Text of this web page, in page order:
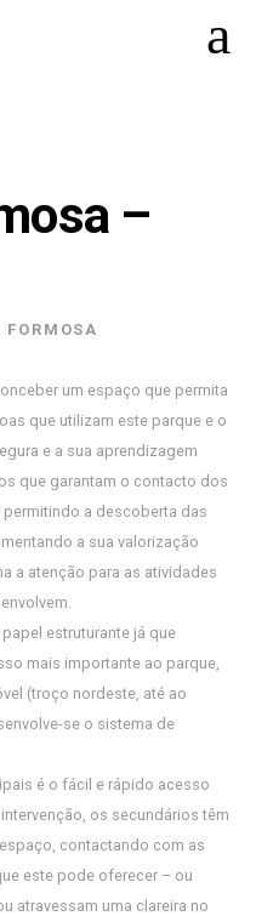
–
um espaço que permita
que utilizam este parque e o
e a sua aprendizagem
que garantam o contacto dos
a descoberta das
a sua valorização
a atenção para as atividades
estruturante já que
mais importante ao parque,
(troço nordeste, até ao
se o sistema de
é o fácil e rápido acesso
os secundários têm
contactando com as
este pode oferecer – ou
atravessam uma clareira no